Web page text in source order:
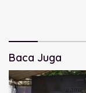
Baca Juga